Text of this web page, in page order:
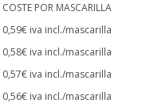
COSTE POR MASCARILLA
0,59€ iva incl./mascarilla
0,58€ iva incl./mascarilla
0,57€ iva incl./mascarilla
0,56€ iva incl./mascarilla